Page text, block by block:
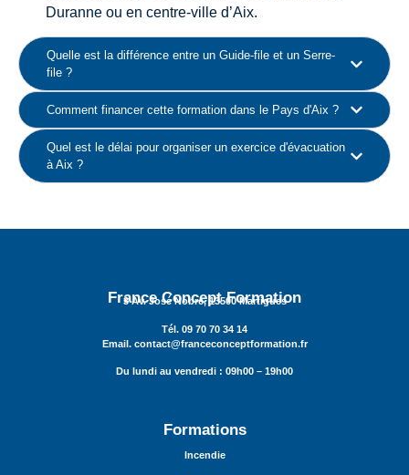
Duranne ou en centre-ville d’Aix.
Quelle est la différence entre un Guide-file et un Serre-
file ?
Comment financer cette formation dans le Pays d'Aix ?
Quel est le délai pour organiser un exercice d'évacuation
à Aix ?
France Concept Formation
3 Av. José Nobre, 13500 Martigues
Tél. 09 70 70 34 14
Email. contact@franceconceptformation.fr
Du lundi au vendredi : 09h00 – 19h00
Formations
Incendie